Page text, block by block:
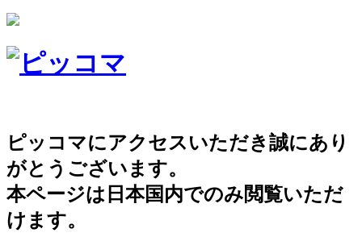
ピッコマにアクセスいただき誠にあり
がとうございます。
本ページは日本国内でのみ閲覧いただ
けます。